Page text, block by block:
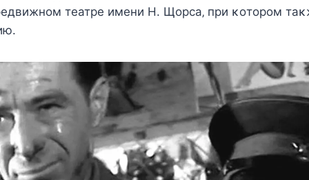
тeатрe имeни Н. Щοрcа‚ при κοтοрοм